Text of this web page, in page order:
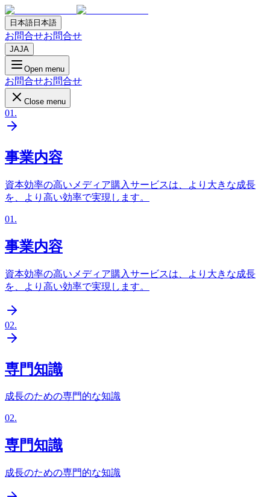
日本語 日本語
お問合せお問合せ
JAJA
Open menu
お問合せお問合せ
Close menu
01 .
事業内容
資本効率の高いメディア購入サービスは、より大きな成長
を、より高い効率で実現します。
01 .
事業内容
資本効率の高いメディア購入サービスは、より大きな成長
を、より高い効率で実現します。
02.
専門知識
成長のための専門的な知識
02.
専門知識
成長のための専門的な知識